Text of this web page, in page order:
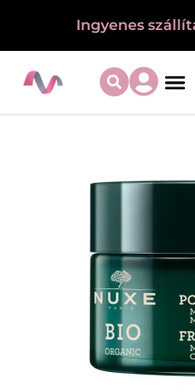
Ingyenes